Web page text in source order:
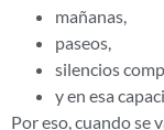
mañanas,
paseos,
silencios
y en esa
Por eso, cuando se